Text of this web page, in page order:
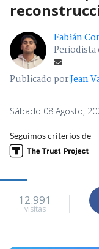
Fabián
Periodista
Publicado porJean
Sábado 08 Agosto,
Seguimos criterios de
12.991
visitas